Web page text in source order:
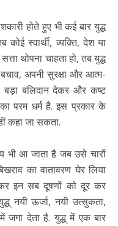
होते हुए भी कई बार युद्ध
स्वार्थी, व्यक्ति, देश या
थोपना चाहता हो, तब युद्ध्
अपनी सुरक्षा और आत्म-
बड़ा बलिदान देकर और कष्ट
परम धर्म है. इस प्रकार के
कहा जा सकता.
भी आ जाता है जब उसे चारों
का वातावरण घेर लिया
इन सब दूषणों को दूर कर
नयी ऊर्जा, नयी उत्सुकता,
जगा देता है. युद्ध् में एक बार